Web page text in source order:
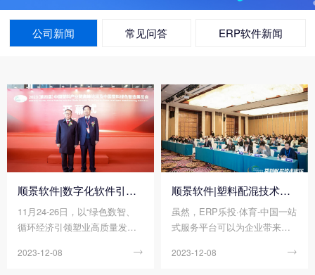
公司新闻 常见问答 ERP软件新闻
顺景软件|数字化软件引领新材料产业绿色智造新篇章
11月24-26日，以“绿色数智、
循环经济引领塑业高质量发
塑料绿色智造展览会在绍兴正
2023-12-08 
顺景软件|塑料配混技术论坛上展示数字化的力量
虽然，ERP乐投·体育-中国一站
式服务平台可以为企业带来巨
育-中国一站式服务平台的运营
2023-12-08 